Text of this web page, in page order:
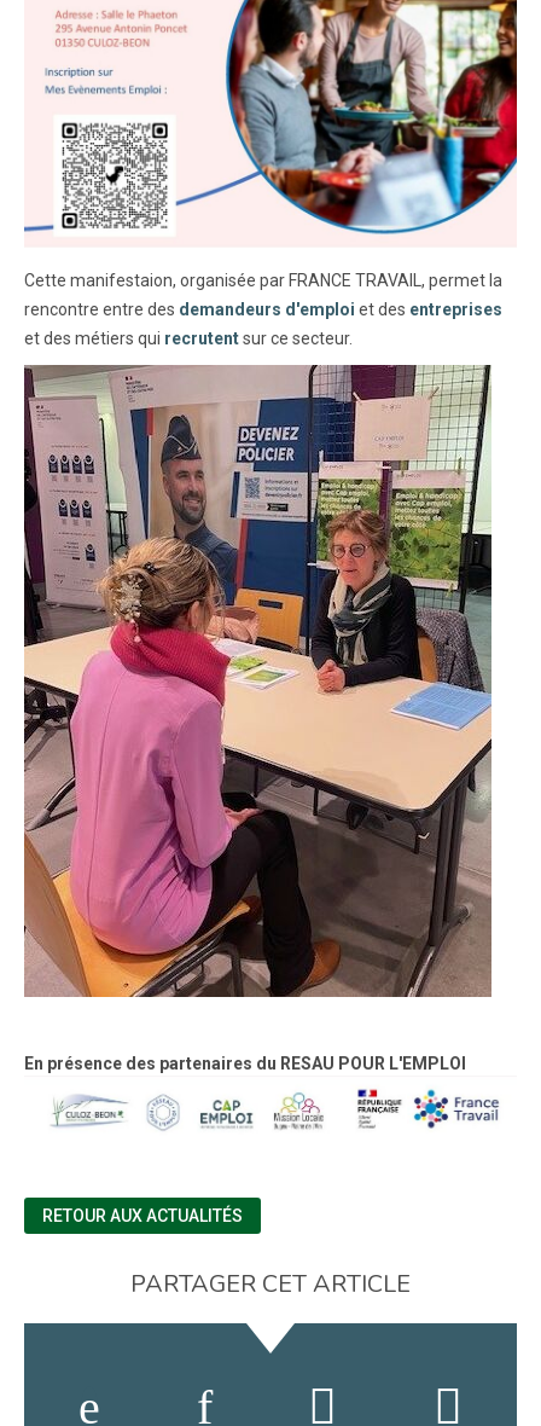
Cette manifestaion, organisée par FRANCE TRAVAIL, permet la
rencontre entre des demandeurs d'emploi et des entreprises
et des métiers qui recrutentsur ce secteur.
En présence des partenaires du RESAU POUR L'EMPLOI
RETOUR AUX ACTUALITÉS
PARTAGER CET ARTICLE